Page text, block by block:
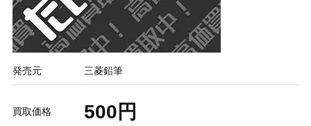
発売元 三菱鉛筆
買取価格 500円